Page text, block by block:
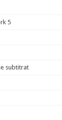
5
subtitrat